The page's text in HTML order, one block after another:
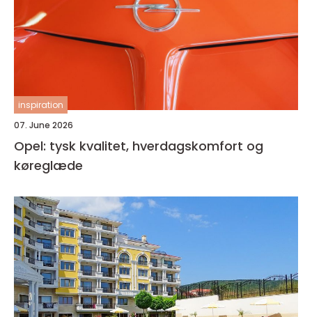
inspiration
07. June 2026
Opel: tysk kvalitet, hverdagskomfort og
køreglæde